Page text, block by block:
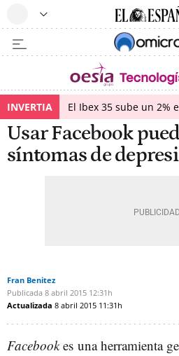
INVERTIA El Ibex 35 sube un 2%
Usar Facebook
síntomas de
Fran Benitez
Publicada 8 abril 2015 12:31h
Actualizada 8 abril 2015 11:31h
Facebookes una herramienta